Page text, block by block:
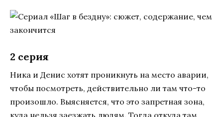
2 серия
Ника и Денис хотят проникнуть на место аварии,
чтобы посмотреть, действительно ли там что-то
произошло. Выясняется, что это запретная зона,